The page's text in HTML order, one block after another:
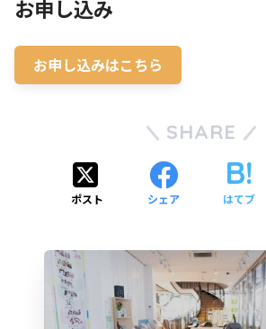
お申し込み
お申し込みはこちら
SHARE
ポスト シェア はてブ